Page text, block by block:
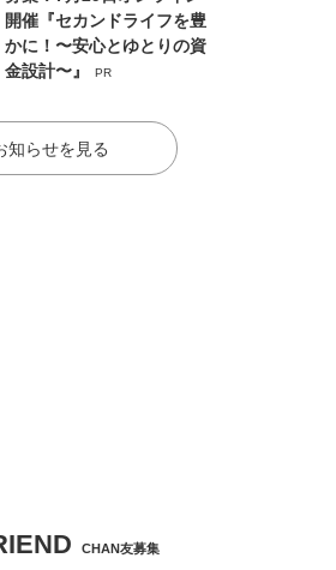
開催『セカンドライフを豊
かに！〜安心とゆとりの資
金設計〜』
PR
知らせを見る
CHAN友募集